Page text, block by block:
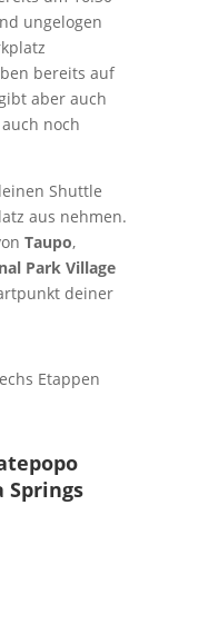
ungelogen
bereits auf
aber auch
noch
Shuttle
aus nehmen.
Taupo,
Park Village
deiner
Etappen
Springs